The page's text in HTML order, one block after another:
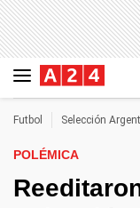
Futbol Selección
POLÉMICA